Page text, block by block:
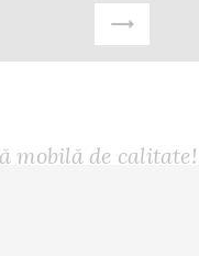
mobilă de calitate!